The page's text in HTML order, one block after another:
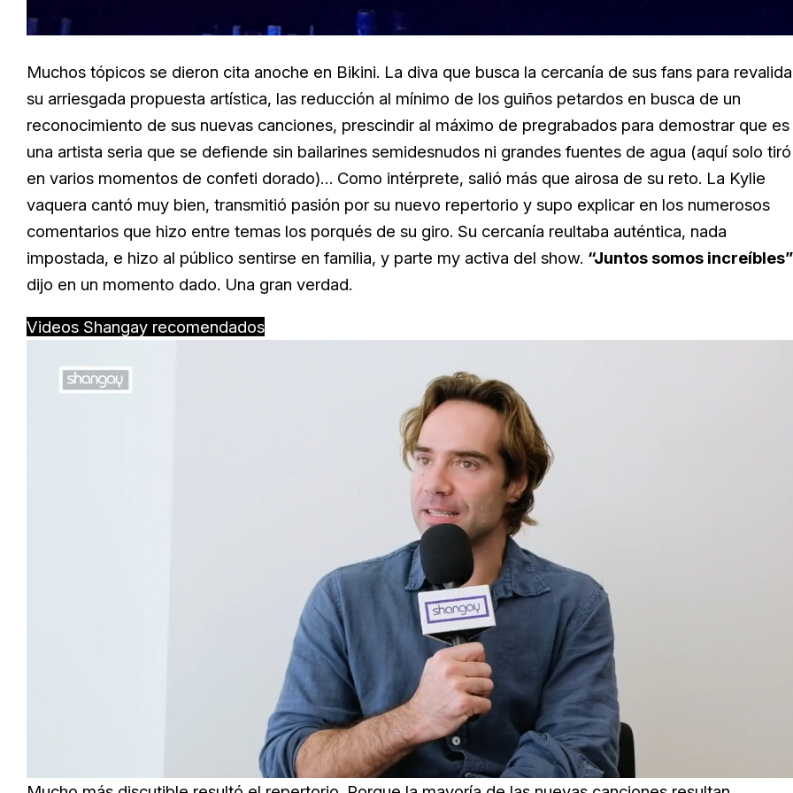
Muchos tópicos se dieron cita anoche en Bikini. La diva que busca la cercanía de sus fans para
su arriesgada propuesta artística, las reducción al mínimo de los guiños petardos en busca de un
reconocimiento de sus nuevas canciones, prescindir al máximo de pregrabados para demostrar que es
una artista seria que se defiende sin bailarines semidesnudos ni grandes fuentes de agua (aquí solo tiró
en varios momentos de confeti dorado)… Como intérprete, salió más que airosa de su reto. La Kylie
vaquera cantó muy bien, transmitió pasión por su nuevo repertorio y supo explicar en los numerosos
comentarios que hizo entre temas los porqués de su giro. Su cercanía reultaba auténtica, nada
impostada, e hizo al público sentirse en familia, y parte my activa del show. “Juntos somos increíbles”
dijo en un momento dado. Una gran verdad.
Videos Shangay recomendados
Loaded
45.22%